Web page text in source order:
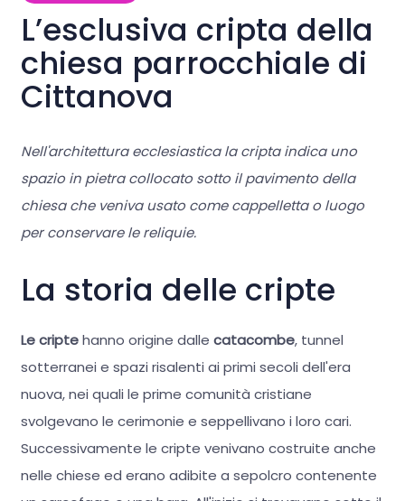
L’esclusiva cripta della
chiesa parrocchiale di
Cittanova
Nell'architettura ecclesiastica la cripta indica uno
spazio in pietra collocato sotto il pavimento della
chiesa che veniva usato come cappelletta o luogo
per conservare le reliquie.
La storia delle cripte
Le criptehanno origine dalle catacombe, tunnel
sotterranei e spazi risalenti ai primi secoli dell'era
nuova, nei quali le prime comunità cristiane
svolgevano le cerimonie e seppellivano i loro cari.
Successivamente le cripte venivano costruite anche
nelle chiese ed erano adibite a sepolcro contenente